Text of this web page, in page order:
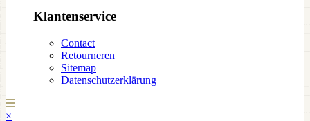
Klantenservice
Contact
Retourneren
Sitemap
Datenschutzerklärung
×